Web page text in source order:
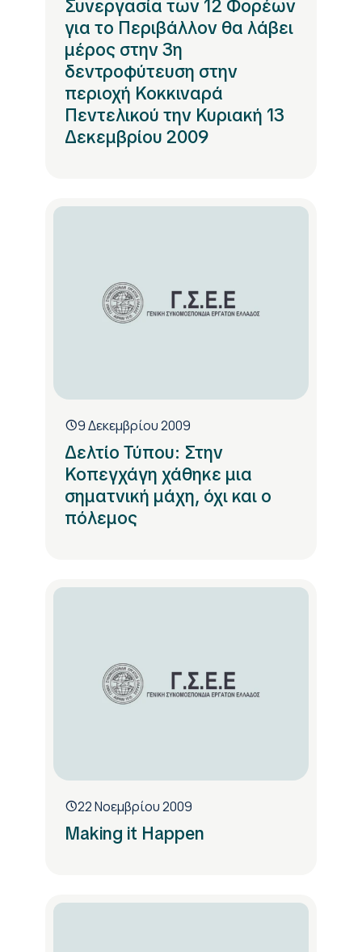
Συνεργασία των 12 Φορέων
για το Περιβάλλον θα λάβει
μέρος στην 3η
δεντροφύτευση στην
περιοχή Κοκκιναρά
Πεντελικού την Κυριακή 13
Δεκεμβρίου 2009
9 Δεκεμβρίου 2009
Δελτίο Τύπου: Στην
Κοπεγχάγη χάθηκε μια
σηματνική μάχη, όχι και ο
πόλεμος
22 Νοεμβρίου 2009
Making it Happen